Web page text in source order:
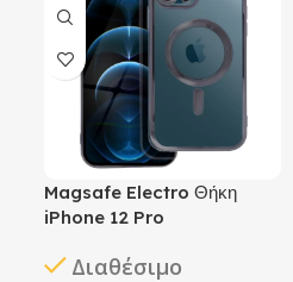
Magsafe Electro Θήκη
iPhone 12 Pro
Διαθέσιμο